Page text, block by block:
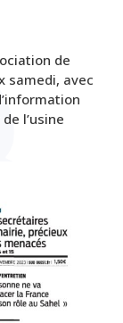
de
samedi, avec
l’usine